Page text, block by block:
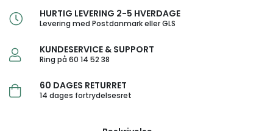
HURTIG LEVERING 2-5 HVERDAGE
Levering med Postdanmark eller GLS
KUNDESERVICE & SUPPORT
Ring på 60 14 52 38
60 DAGES RETURRET
14 dages fortrydelsesret